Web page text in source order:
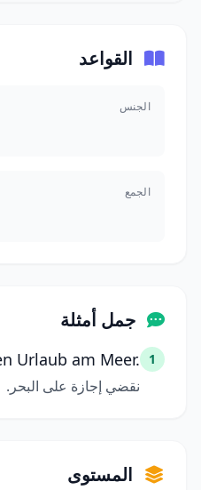
القواعد
الجنس
الجمع
جمل أمثلة
1
Urlaub am Meer.
نقضي إجازة على البحر.
المستوى